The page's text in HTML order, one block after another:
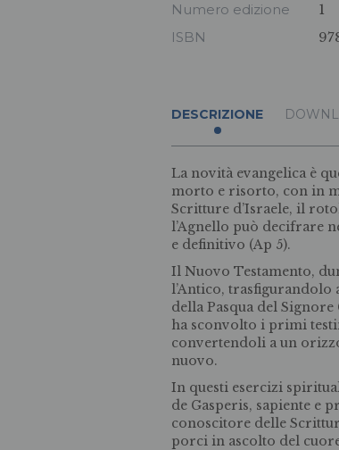
Numero edizione
1
ISBN
DESCRIZIONE
La novità evangelica è
morto e risorto, con in
Scritture d’Israele, il
l’Agnello può decifrare
e definitivo (Ap 5).
Il Nuovo Testamento,
l’Antico, trasfigurandolo
della Pasqua del Signore
ha sconvolto i primi
convertendoli a un
nuovo.
In questi esercizi
de Gasperis, sapiente e
conoscitore delle
porci in ascolto del